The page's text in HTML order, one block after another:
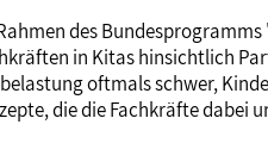
des
in Kitas hinsichtlich
oftmals schwer,
die die Fachkräfte dabei